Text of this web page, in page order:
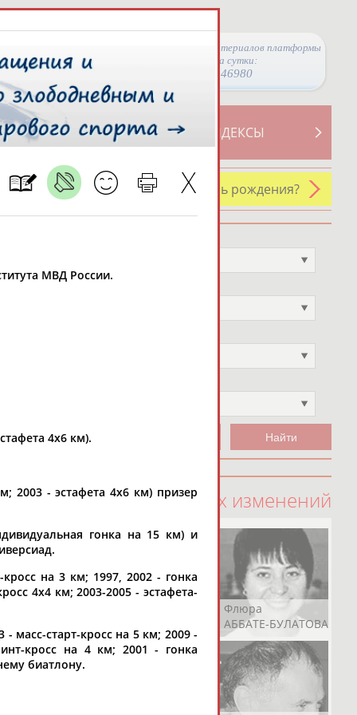
Просмотры материалов платформы
за сутки:
46980
СВОДНЫЕ ИНДЕКСЫ
У кого сегодня день рождения?
100 последних изменений
Флюра
АББАТЕ-БУЛАТОВА
МВД России.
4х6 км).
2003 - эстафета 4х6 км) призер
гонка на 15 км) и
на 3 км; 1997, 2002 - гонка
4х4 км; 2003-2005 - эстафета-
масс-старт-кросс на 5 км; 2009 -
кросс на 4 км; 2001 - гонка
биатлону.